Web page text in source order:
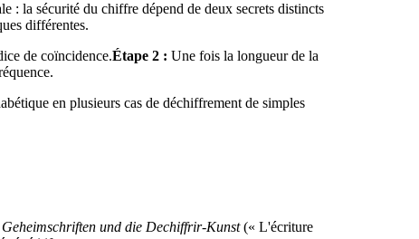
: la sécurité du chiffre dépend de deux secrets distincts
différentes.
de coïncidence.Étape 2 : Une fois la longueur de la
en plusieurs cas de déchiffrement de simples
und die Dechiffrir-Kunst(« L'écriture